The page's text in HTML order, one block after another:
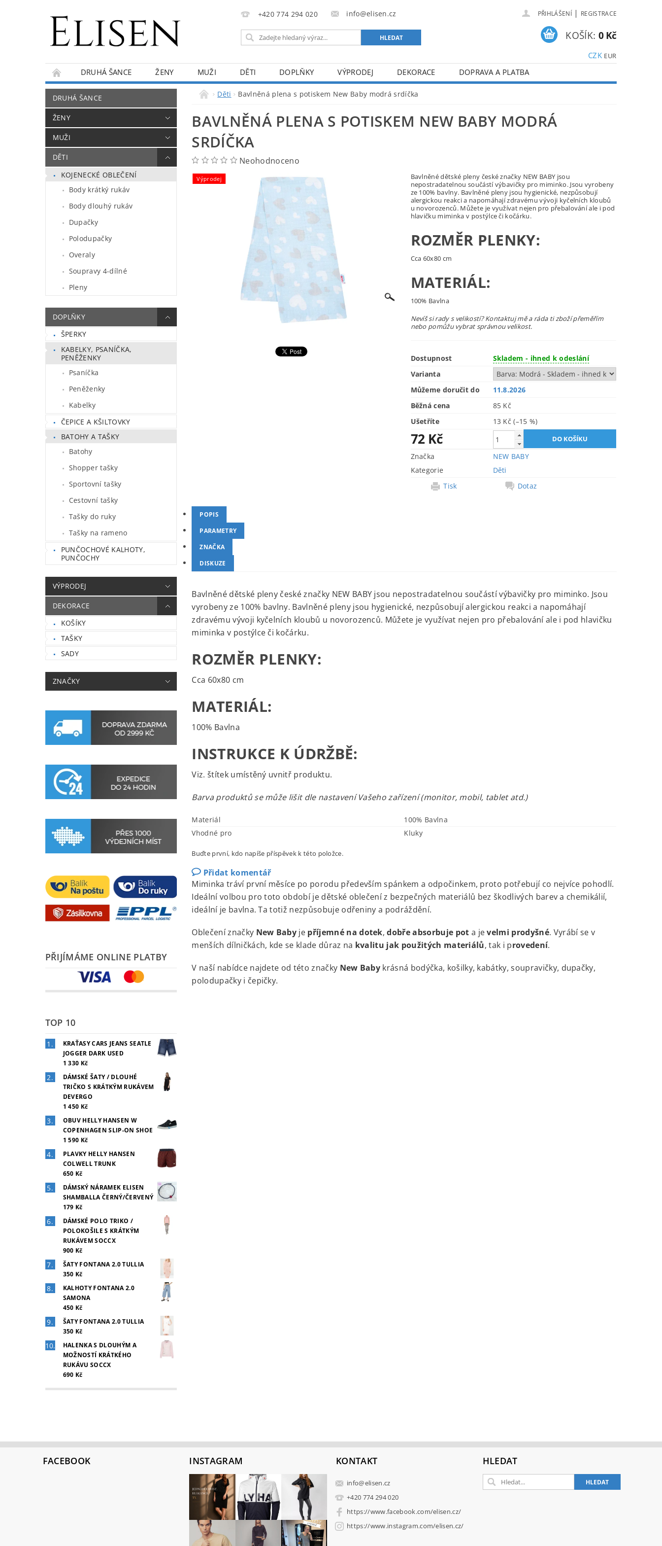
+420 774 294 020 info@elisen.cz PŘIHLÁŠENÍ | REGISTRACE
CZK EUR
KOŠÍK: 0 Kč
DRUHÁ ŠANCE ŽENY MUŽI DĚTI DOPLŇKY VÝPRODEJ DEKORACE
DOPRAVA A PLATBA
KONTAKTY
O NÁS BLOG
DRUHÁ ŠANCE
ŽENY
MUŽI
DĚTI
KOJENECKÉ OBLEČENÍ
Body krátký rukáv
Body dlouhý rukáv
Dupačky
Polodupačky
Overaly
Soupravy 4-dílné
Pleny
DOPLŇKY
ŠPERKY
KABELKY, PSANÍČKA,
PENĚŽENKY
Psaníčka
Peněženky
Kabelky
ČEPICE A KŠILTOVKY
BATOHY A TAŠKY
Batohy
Shopper tašky
Sportovní tašky
Cestovní tašky
Tašky do ruky
Tašky na rameno
PUNČOCHOVÉ KALHOTY,
PUNČOCHY
VÝPRODEJ
DEKORACE
KOŠÍKY
TAŠKY
SADY
ZNAČKY
PŘIJÍMÁME ONLINE PLATBY
TOP 10
KRAŤASY CARS JEANS SEATLE
JOGGER DARK USED
1 330 Kč
DÁMSKÉ ŠATY / DLOUHÉ
TRIČKO S KRÁTKÝM RUKÁVEM
DEVERGO
1 450 Kč
OBUV HELLY HANSEN W
COPENHAGEN SLIP-ON SHOE
1 590 Kč
PLAVKY HELLY HANSEN
COLWELL TRUNK
650 Kč
DÁMSKÝ NÁRAMEK ELISEN
SHAMBALLA ČERNÝ/ČERVENÝ
179 Kč
DÁMSKÉ POLO TRIKO /
POLOKOŠILE S KRÁTKÝM
RUKÁVEM SOCCX
900 Kč
ŠATY FONTANA 2.0 TULLIA
350 Kč
KALHOTY FONTANA 2.0
SAMONA
450 Kč
ŠATY FONTANA 2.0 TULLIA
350 Kč
HALENKA S DLOUHÝM A
MOŽNOSTÍ KRÁTKÉHO
RUKÁVU SOCCX
690 Kč
Děti Bavlněná plena s potiskem New Baby modrá srdíčka
BAVLNĚNÁ PLENA S POTISKEM NEW BABY MODRÁ
SRDÍČKA
Neohodnoceno
Výprodej
Bavlněné dětské pleny české značky NEW BABY jsou
nepostradatelnou součástí výbavičky pro miminko. Jsou vyrobeny
ze 100% bavlny. Bavlněné pleny jsou hygienické, nezpůsobují
alergickou reakci a napomáhají zdravému vývoji kyčelních kloubů
u novorozenců. Můžete je využívat nejen pro přebalování ale i pod
hlavičku miminka v postýlce či kočárku.
ROZMĚR PLENKY:
Cca 60x80 cm
MATERIÁL:
100% Bavlna
Nevíš si rady s velikostí? Kontaktuj mě a ráda ti zboží přeměřím
nebo pomůžu vybrat správnou velikost.
Dostupnost
Skladem - ihned k odeslání
Varianta
Můžeme doručit do
11.8.2026
Běžná cena
85 Kč
Ušetříte
13 Kč(–15 %)
72 Kč
Značka
NEW BABY
Kategorie
Děti
Tisk
Dotaz
POPIS
PARAMETRY
ZNAČKA
DISKUZE
Bavlněné dětské pleny české značky NEW BABY jsou nepostradatelnou součástí výbavičky pro miminko. Jsou
vyrobeny ze 100% bavlny. Bavlněné pleny jsou hygienické, nezpůsobují alergickou reakci a napomáhají
zdravému vývoji kyčelních kloubů u novorozenců. Můžete je využívat nejen pro přebalování ale i pod hlavičku
miminka v postýlce či kočárku.
ROZMĚR PLENKY:
Cca 60x80 cm
MATERIÁL:
100% Bavlna
INSTRUKCE K ÚDRŽBĚ:
Viz. štítek umístěný uvnitř produktu.
Barva produktů se může lišit dle nastavení Vašeho zařízení (monitor, mobil, tablet atd.)
Materiál
100% Bavlna
Vhodné pro
Kluky
Buďte první, kdo napíše příspěvek k této položce.
Přidat komentář
Miminka tráví první měsíce po porodu především spánkem a odpočinkem, proto potřebují co nejvíce pohodlí.
Ideální volbou pro toto období je dětské oblečení z bezpečných materiálů bez škodlivých barev a chemikálií,
ideální je bavlna. Ta totiž nezpůsobuje odřeniny a podráždění.
Oblečení značky New Baby je příjemné na dotek,dobře absorbuje pot a jevelmi prodyšné. Vyrábí se v
menších dílničkách, kde se klade důraz na kvalitu jak použitých materiálů, tak i provedení.
V naší nabídce najdete od této značky New Baby krásná bodýčka, košilky, kabátky, soupravičky, dupačky,
polodupačky i čepičky.
FACEBOOK INSTAGRAM KONTAKT
info@elisen.cz
+420 774 294 020
https://www.facebook.com/elisen.cz/
https://www.instagram.com/elisen.cz/
HLEDAT